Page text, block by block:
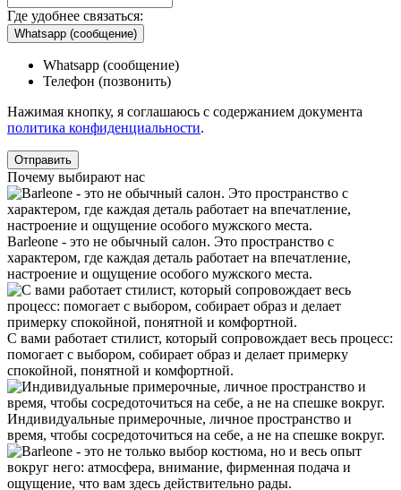
Где удобнее связаться:
Whatsapp (сообщение)
Whatsapp (сообщение)
Телефон (позвонить)
Нажимая кнопку, я соглашаюсь с содержанием документа
политика конфиденциальности.
Почему выбирают нас
Barleone - это не обычный салон. Это пространство с
характером, где каждая деталь работает на впечатление,
настроение и ощущение особого мужского места.
С вами работает стилист, который сопровождает весь процесс:
помогает с выбором, собирает образ и делает примерку
спокойной, понятной и комфортной.
Индивидуальные примерочные, личное пространство и
время, чтобы сосредоточиться на себе, а не на спешке вокруг.